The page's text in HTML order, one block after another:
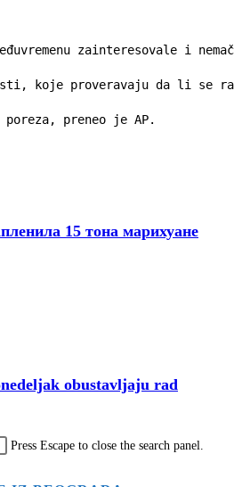
zainteresovale i
koje proveravaju da li se
preneo je AP.
15 тона марихуане
obustavljaju rad
Press Escape to close the search panel.